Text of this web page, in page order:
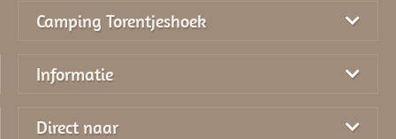
Camping Torentjeshoek
Informatie
Direct naar